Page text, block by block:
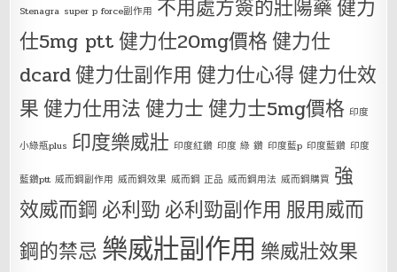
Stenagra super p force副作用 不用處方簽的壯陽藥健力
仕5mg ptt健力仕20mg價格健力仕
dcard健力仕副作用 健力仕心得健力仕效
果健力仕用法健力士健力士5mg價格 印度
小綠瓶plus 印度樂威壯 印度紅鑽 印度 綠 鑽 印度藍p 印度藍鑽 印度
藍鑽ptt 威而鋼副作用 威而鋼效果 威而鋼 正品 威而鋼用法 威而鋼購買 強
效威而鋼 必利勁 必利勁副作用 服用威而
鋼的禁忌 樂威壯副作用 樂威壯效果